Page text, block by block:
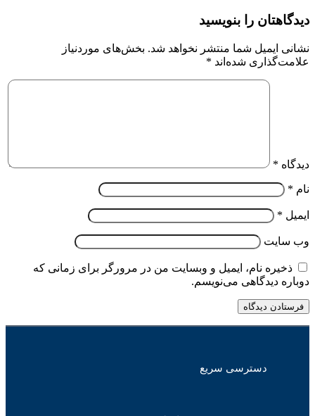
دیدگاهتان را بنویسید
نشانی ایمیل شما منتشر نخواهد شد. بخش‌های موردنیاز
علامت‌گذاری شده‌اند *
دیدگاه *
نام *
ایمیل *
وب‌ سایت
ذخیره نام، ایمیل و وبسایت من در مرورگر برای زمانی که
دوباره دیدگاهی می‌نویسم.
دسترسی سریع